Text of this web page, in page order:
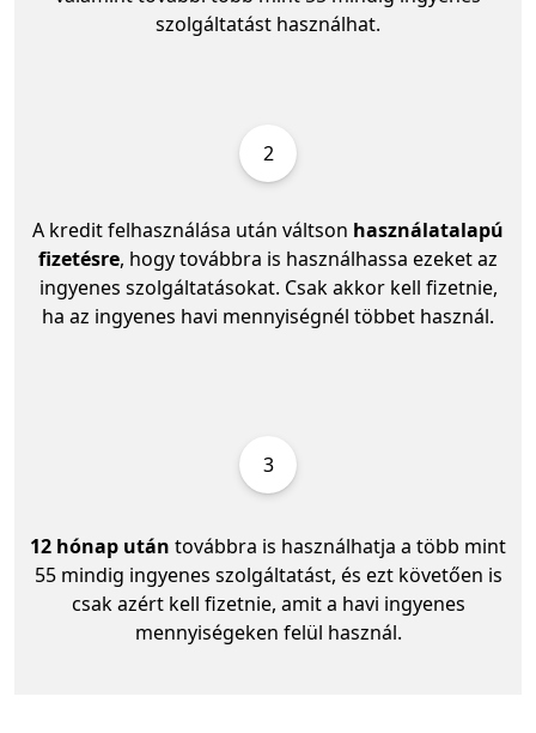
szolgáltatást használhat.
2
A kredit felhasználása után váltson használatalapú
fizetésre, hogy továbbra is használhassa ezeket az
ingyenes szolgáltatásokat. Csak akkor kell fizetnie,
ha az ingyenes havi mennyiségnél többet használ.
3
12 hónap után továbbra is használhatja a több mint
55 mindig ingyenes szolgáltatást, és ezt követően is
csak azért kell fizetnie, amit a havi ingyenes
mennyiségeken felül használ.